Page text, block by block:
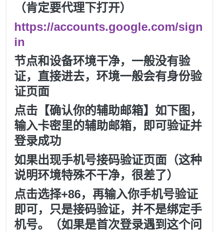
（肯定要代理下打开）
https://accounts.google.com/sign
in
节点和设备环境干净，一般没有验
证，直接进去，环境一般会有身份验
证页面
点击【确认你的辅助邮箱】如下图，
输入卡密里的辅助邮箱，即可验证并
登录成功
如果出现手机号接码验证页面（这种
说明环境特殊不干净，很差了）
点击选择+86，再输入你手机号验证
即可，只是接码验证，并不是绑定手
机号。（如果是首次登录遇到这个问